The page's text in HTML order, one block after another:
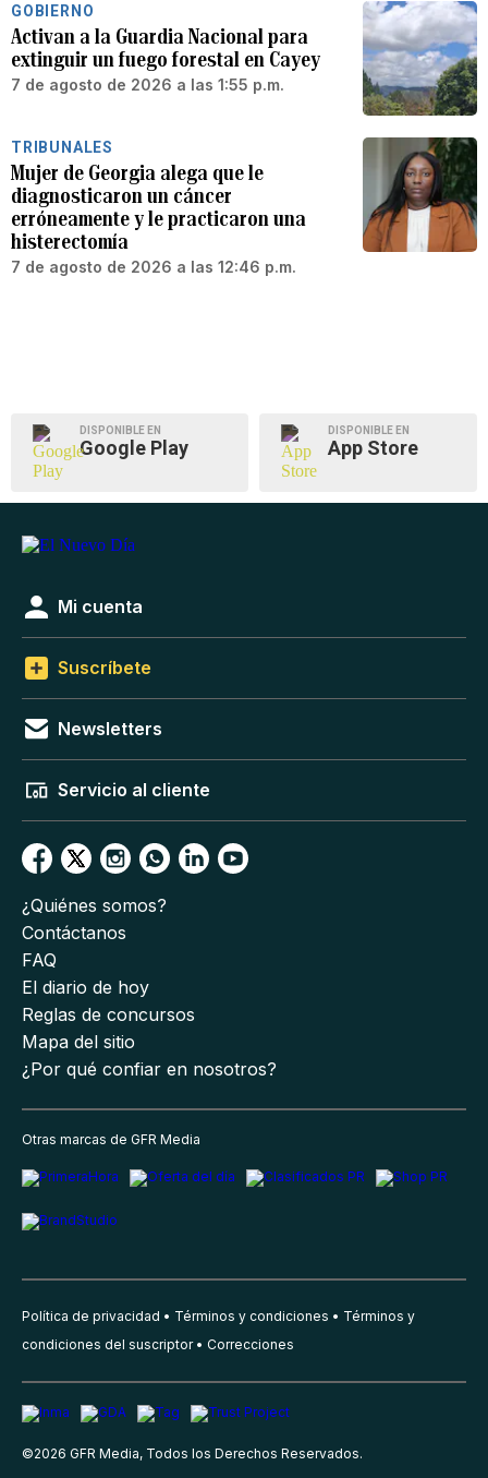
GOBIERNO
Activan a la Guardia Nacional para
extinguir un fuego forestal en Cayey
7 de agosto de 2026 a las 1:55 p.m.
TRIBUNALES
Mujer de Georgia alega que le
diagnosticaron un cáncer
erróneamente y le practicaron una
histerectomía
7 de agosto de 2026 a las 12:46 p.m.
DISPONIBLE EN
Google Play
DISPONIBLE EN
App Store
Mi cuenta
Suscríbete
Newsletters
Servicio al cliente
¿Quiénes somos?
Contáctanos
FAQ
El diario de hoy
Reglas de concursos
Mapa del sitio
¿Por qué confiar en nosotros?
Otras marcas de GFR Media
Política de privacidad Términos y condiciones
Términos y
condiciones del suscriptor
Correcciones
©2026 GFR Media, Todos los Derechos Reservados.